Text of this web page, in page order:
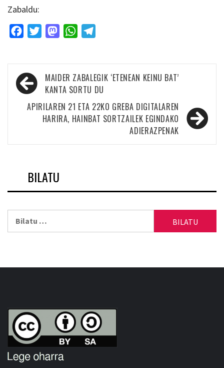
Zabaldu:
FacebookTwitterMastodonWhatsApp
Bidalketetan
zehar
nabigatu
MAIDER ZABALEGIK ‘ETENEAN KEINU BAT’
KANTA SORTU DU
APIRILAREN 21 ETA 22KO GREBA DIGITALAREN
HARIRA, HAINBAT SORTZAILEK EGINDAKO
ADIERAZPENAK
BILATU